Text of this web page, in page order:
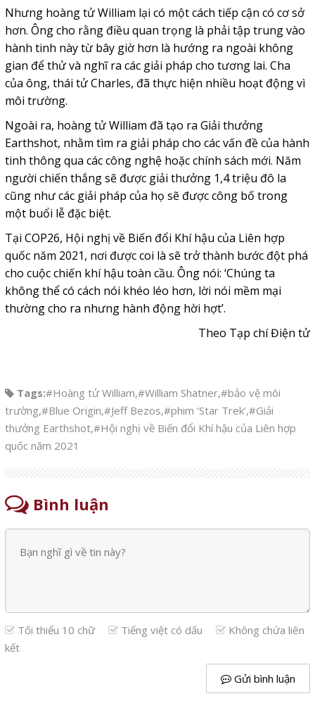
Nhưng hoàng tử William lại có một cách tiếp cận có cơ sở
hơn. Ông cho rằng điều quan trọng là phải tập trung vào
hành tinh này từ bây giờ hơn là hướng ra ngoài không
gian để thử và nghĩ ra các giải pháp cho tương lai. Cha
của ông, thái tử Charles, đã thực hiện nhiều hoạt động vì
môi trường.
Ngoài ra, hoàng tử William đã tạo ra Giải thưởng
Earthshot, nhằm tìm ra giải pháp cho các vấn đề của hành
tinh thông qua các công nghệ hoặc chính sách mới. Năm
người chiến thắng sẽ được giải thưởng 1,4 triệu đô la
cũng như các giải pháp của họ sẽ được công bố trong
một buổi lễ đặc biệt.
Tại COP26, Hội nghị về Biến đổi Khí hậu của Liên hợp
quốc năm 2021, nơi được coi là sẽ trở thành bước đột phá
cho cuộc chiến khí hậu toàn cầu. Ông nói: ‘Chúng ta
không thể có cách nói khéo léo hơn, lời nói mềm mại
thường cho ra nhưng hành động hời hợt’.
Theo Tạp chí Điện tử
Tags:#Hoàng tử William,#William Shatner,#bảo vệ môi
trường,#Blue Origin,#Jeff Bezos,#phim ‘Star Trek’,#Giải
thưởng Earthshot,#Hội nghị về Biến đổi Khí hậu của Liên hợp
quốc năm 2021
Bình luận
Tối thiểu 10 chữ Tiếng việt có dấu
Không chứa liên
kết
Gửi bình luận